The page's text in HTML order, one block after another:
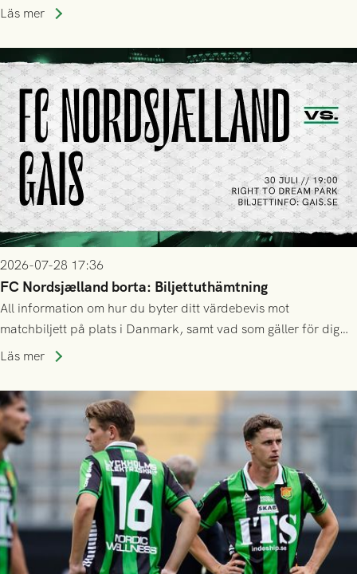
Läs mer
2026-07-28 17:36
FC Nordsjælland borta: Biljettuthämtning
All information om hur du byter ditt värdebevis mot
matchbiljett på plats i Danmark, samt vad som gäller för dig
som står på reservlista eller fått förhinder.
Läs mer